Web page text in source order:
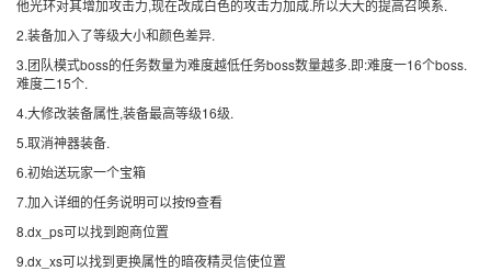
他光环对其增加攻击力,现在改成白色的攻击力加成.所以大大的提高召唤系.
2.装备加入了等级大小和颜色差异.
3.团队模式boss的任务数量为难度越低任务boss数量越多.即:难度一16个boss.
难度二15个.
4.大修改装备属性,装备最高等级16级.
5.取消神器装备.
6.初始送玩家一个宝箱
7.加入详细的任务说明可以按f9查看
8.dx_ps可以找到跑商位置
9.dx_xs可以找到更换属性的暗夜精灵信使位置